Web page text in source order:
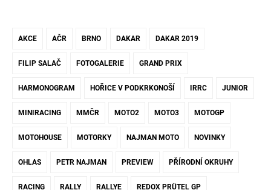
AKCE AČR BRNO DAKAR DAKAR 2019
FILIP SALAČ FOTOGALERIE GRAND PRIX
HARMONOGRAM HOŘICE V PODKRKONOŠÍ IRRC JUNIOR
MINIRACING MMČR MOTO2 MOTO3 MOTOGP
MOTOHOUSE MOTORKY NAJMAN MOTO NOVINKY
OHLAS PETR NAJMAN PREVIEW PŘÍRODNÍ OKRUHY
RACING RALLY RALLYE REDOX PRÜTEL GP